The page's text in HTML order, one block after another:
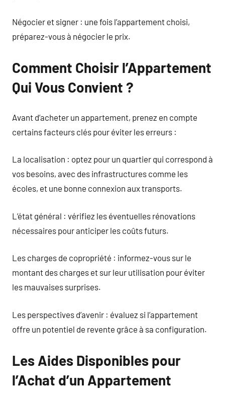
Négocier et signer : une fois l’appartement choisi,
préparez-vous à négocier le prix.
Comment Choisir l’Appartement
Qui Vous Convient ?
Avant d’acheter un appartement, prenez en compte
certains facteurs clés pour éviter les erreurs :
La localisation : optez pour un quartier qui correspond à
vos besoins, avec des infrastructures comme les
écoles, et une bonne connexion aux transports.
L’état général : vérifiez les éventuelles rénovations
nécessaires pour anticiper les coûts futurs.
Les charges de copropriété : informez-vous sur le
montant des charges et sur leur utilisation pour éviter
les mauvaises surprises.
Les perspectives d’avenir : évaluez si l’appartement
offre un potentiel de revente grâce à sa configuration.
Les Aides Disponibles pour
l’Achat d’un Appartement